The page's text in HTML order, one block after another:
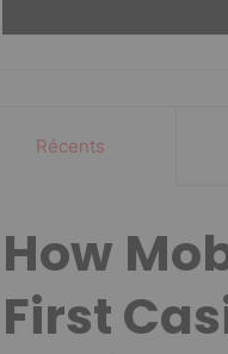
Récents
How
First